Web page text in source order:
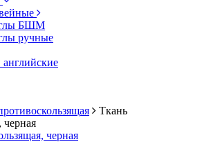
БШМ
ручные
английские
Ткань
черная